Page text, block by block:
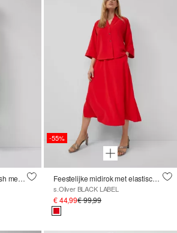
Midi-rok van geplooid mesh met metallic garen en jersey voering
-55%
Feestelijke midirok met elastische tailleband en plooien
s.Oliver BLACK LABEL
€ 44,99€ 99,99